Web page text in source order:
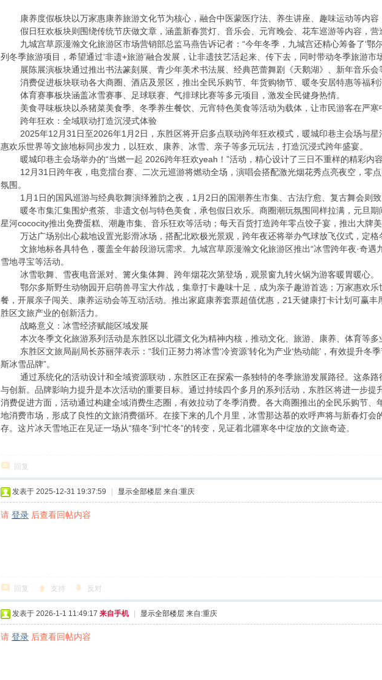
康养度假板块以万家惠康养旅游文化节为核心，融合中医蒙医疗法、养生讲座、趣味运动等内容
假日狂欢板块则围绕传统节庆做文章，涵盖新春赏灯、音乐会、元宵晚会、花车巡游等内容，营
九城宫草原漫瀚文化旅游区市场营销部总监马燕告诉记者：“今年冬季，九城宫还精心筹备了‘鄂尔
列冬季旅游项目，希望通过‘非遗+旅游’融合发展，让非遗技艺活起来、传下去，同时带动冬季旅游市
展陈展演板块通过推出书法篆刻展、青少年美术书法展、经典芭蕾舞剧《天鹅湖》、新年音乐会
消费促进板块联动各大商圈、酒店及景区，推出全民乐购节、年货购物节、暖冬安居特惠等福利
体育赛事板块涵盖冰雪赛事、足球联赛、气排球比赛等多元项目，激发全民健身热情。
美食寻味板块以杀猪菜美食季、冬季养生餐饮、元宵特色美食等活动为载体，让市民游客在严寒
跨年狂欢：全域联动打造沉浸式体验
2025年12月31日至2026年1月2日，东胜区将开启多点联动跨年狂欢模式，暖城印巷主会场与星
惠欢乐世界等文旅地标同步发力，以狂欢、康养、冰雪、亲子等多元玩法，打造沉浸式跨年盛宴。
暖城印巷主会场举办的“当燃一起 2026跨年狂欢yeah！”活动，精心设计了三日不重样的精彩内容
12月31日跨年夜，电竞擂台赛、二次元巡游将燃动全场，演唱会搭配激光烟花秀点亮夜空，零
氛围。
1月1日的国风巡游与经典歌舞演绎雅韵之夜，1月2日的国潮养生市集、古法疗愈、复古舞会则致
暖冬市集汇集围炉煮茶、非遗文创与特色美食，承包假日欢乐。商圈潮玩氛围同样拉满，元旦期
星河cococity推出免费蛋糕、潮趣市集、音乐狂欢等活动；每天百货打造跨年零点饺子宴，推出大牌
万达广场别出心裁地设置光影滑冰场，搭配北欧极光景观，跨年夜还将举办气球放飞仪式，定格
文旅地标各具特色，覆盖全年龄段游玩需求。九城宫草原漫瀚文化旅游区推出“冰雪跨年夜·奇遇
雪地寻宝等活动。
冰雪歌舞、雪夜电音派对、篝火集体舞、跨年烟花次第登场，观景窗九转火锅为游客暖胃暖心。
鄂尔多斯野生动物园开启萌兽寻宝大作战，集章打卡趣味十足，成为亲子趣游首选；万家惠欢乐
餐，开展亲子闯关、康养运动会等互动活动。推出家庭康养套票超值优惠，21天健康打卡计划可赢
胜区文旅产业的创新活力。
战略意义：冰雪经济赋能区域发展
本次冬季文化旅游系列活动是东胜区以北疆文化为精神内核，推动文化、旅游、康养、体育等多
东胜区文旅局副局长苏丽萍表示：“我们正努力将冰雪‘冷资源’转化为产业‘热动能’，有效提升冬
斯冰雪品牌”。
通过系统化的活动设计和全域资源联动，东胜区正在探索一条独特的冬季旅游发展路径。这条路
与创新。品牌影响力提升是本次活动的重要目标。通过持续四个多月的系列活动，东胜区将进一步
消费促进方面，活动通过构建全域消费生态圈，有效拉动了冬季消费。各大商圈推出的全民乐购节
地消费市场，形成了良性的文旅消费循环。在接下来的几个月里，冰雪那达慕的欢呼声将与新春灯
存。这片冰天雪地正在见证一场从“猫冬”到“忙冬”的转变，见证着北疆寒冬中绽放的文旅奇迹。
回复
发表于 2025-12-31 19:37:59 显示全部楼层 来自:重庆
请 登录 后查看回帖内容
回复 支持 反对
发表于 2026-1-1 11:49:17 来自手机 显示全部楼层 来自:重庆
请 登录 后查看回帖内容